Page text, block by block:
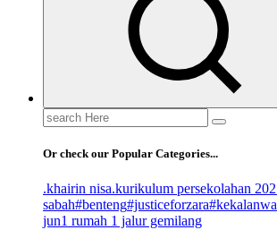
Search
for:
Or check our Popular Categories...
.khairin nisa.kurikulum persekolahan
sabah#benteng#justiceforzara
jun1 rumah 1 jalur gemilang